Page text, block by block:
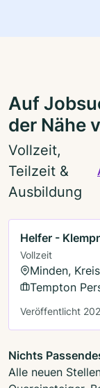
Auf
der Nähe
Vollzeit,
Teilzeit &
Ausbildung
Helfer -
Vollzeit
Minden,
Tempton
Veröffentlicht
Nichts
Alle neuen